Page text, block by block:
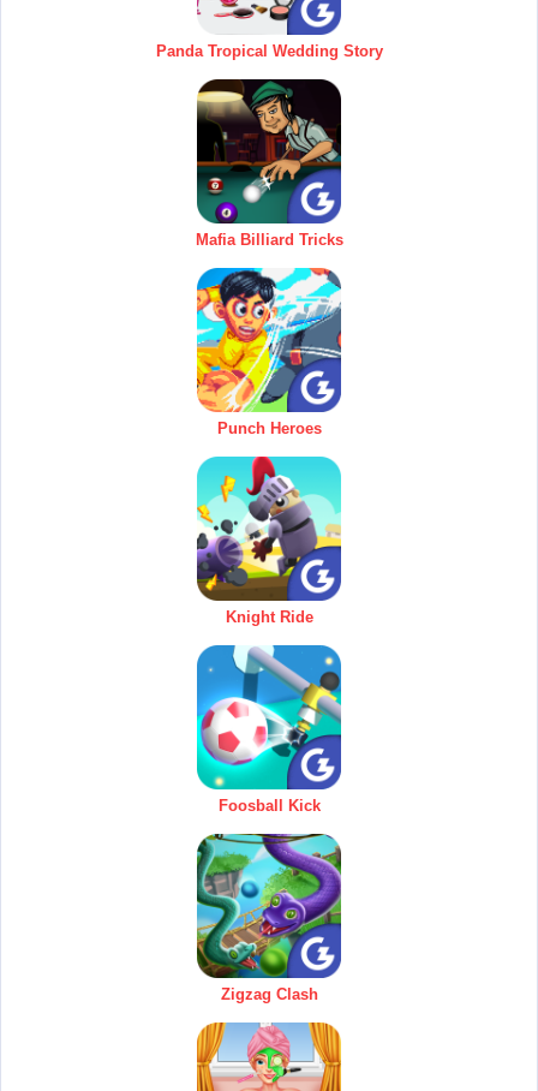
Panda Tropical Wedding Story
Mafia Billiard Tricks
Punch Heroes
Knight Ride
Foosball Kick
Zigzag Clash